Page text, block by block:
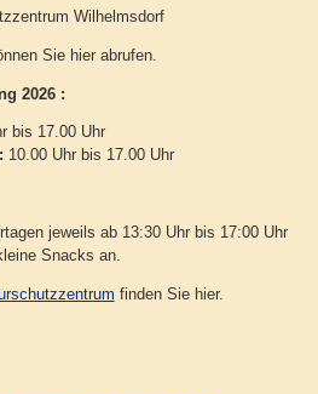
Wilhelmsdorf
Sie hier abrufen.
2026 :
bis 17.00 Uhr
10.00 Uhr bis 17.00 Uhr
jeweils ab 13:30 Uhr bis 17:00 Uhr
Snacks an.
finden Sie hier.